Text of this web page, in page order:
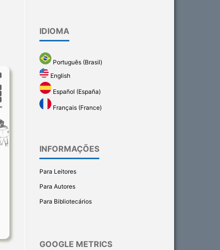
IDIOMA
Português (Brasil)
English
Español (España)
Français (France)
INFORMAÇÕES
Para Leitores
Para Autores
Para Bibliotecários
GOOGLE METRICS